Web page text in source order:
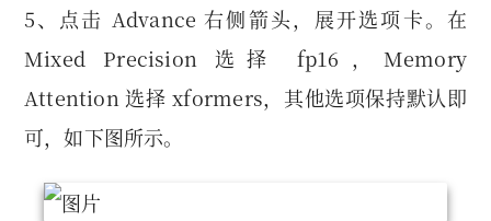
5、点击 Advance 右侧箭头，展开选项卡。在
Mixed Precision 选择 fp16，Memory
Attention 选择 xformers，其他选项保持默认即
可，如下图所示。